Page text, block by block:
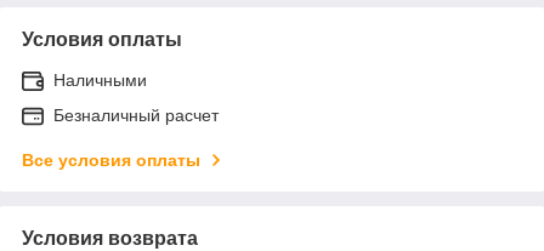
Условия оплаты
Наличными
Безналичный расчет
Все условия оплаты
Условия возврата